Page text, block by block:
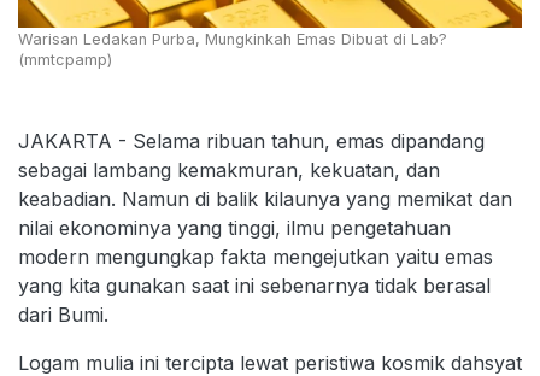
Warisan Ledakan Purba, Mungkinkah Emas Dibuat di Lab?
(mmtcpamp)
JAKARTA - Selama ribuan tahun, emas dipandang
sebagai lambang kemakmuran, kekuatan, dan
keabadian. Namun di balik kilaunya yang memikat dan
nilai ekonominya yang tinggi, ilmu pengetahuan
modern mengungkap fakta mengejutkan yaitu emas
yang kita gunakan saat ini sebenarnya tidak berasal
dari Bumi.
Logam mulia ini tercipta lewat peristiwa kosmik dahsyat